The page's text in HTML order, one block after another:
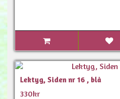
Lektyg, Siden nr 16 , blå
330kr